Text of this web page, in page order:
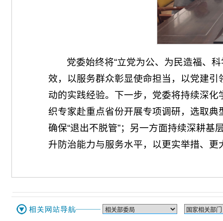
党委始终将“立党为公、为民造福、
效，以服务群众彰显使命担当，以党建引
动的实践经验。下一步，党委将持续深
织专家赴重点省份开展专项调研，选取
确保“退出不脱管”；另一方面持续深耕
升防治能力与服务水平，以更实举措、